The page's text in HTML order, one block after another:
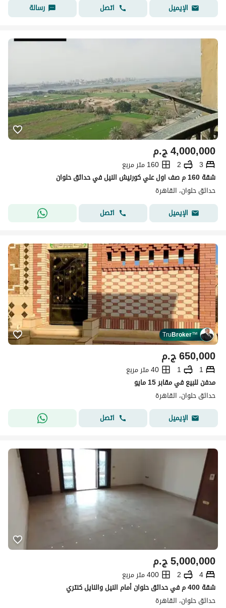
الإيميل
اتصل رسالة
ج.م4,000,000
3
2
160 متر مربع
شقة 160 م صف اول علي كورنيش النيل في حدائق حلوان
حدائق حلوان، القاهرة
الإيميل
اتصل
TruBroker™
ج.م650,000
1
1
40 متر مربع
مدفن للبيع في مقابر 15 مايو
حدائق حلوان، القاهرة
الإيميل
اتصل
ج.م5,000,000
4
2
400 متر مربع
شقة 400 م في حدائق حلوان أمام النيل والنايل كنتري
حدائق حلوان، القاهرة